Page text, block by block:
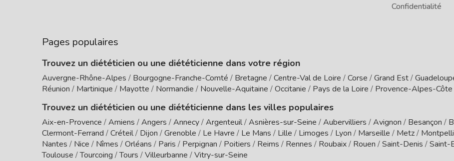
Confidentialité
Pages populaires
Trouvez un diététicien ou une diététicienne dans votre région
Auvergne-Rhône-Alpes / Bourgogne-Franche-Comté / Bretagne /Centre-Val de Loire /Corse /Grand Est/
Réunion / Martinique / Mayotte / Normandie / Nouvelle-Aquitaine /Occitanie / Pays de la Loire / Provence-Alpes-
Trouvez un diététicien ou une diététicienne dans les villes populaires
Aix-en-Provence /Amiens /Angers /Annecy/Argenteuil/Asnières-sur-Seine /Aubervilliers /Avignon / Besançon /
Clermont-Ferrand /Créteil/ Dijon /Grenoble / Le Havre / Le Mans / Lille / Limoges / Lyon / Marseille / Metz/
Nantes / Nice / Nîmes /Orléans / Paris / Perpignan / Poitiers / Reims / Rennes / Roubaix/ Rouen /Saint-Denis /Saint-
Toulouse /Tourcoing /Tours /Villeurbanne /Vitry-sur-Seine